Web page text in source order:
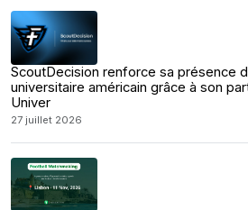
ScoutDecision renforce sa présence
universitaire américain grâce à son
Univer
27 juillet 2026